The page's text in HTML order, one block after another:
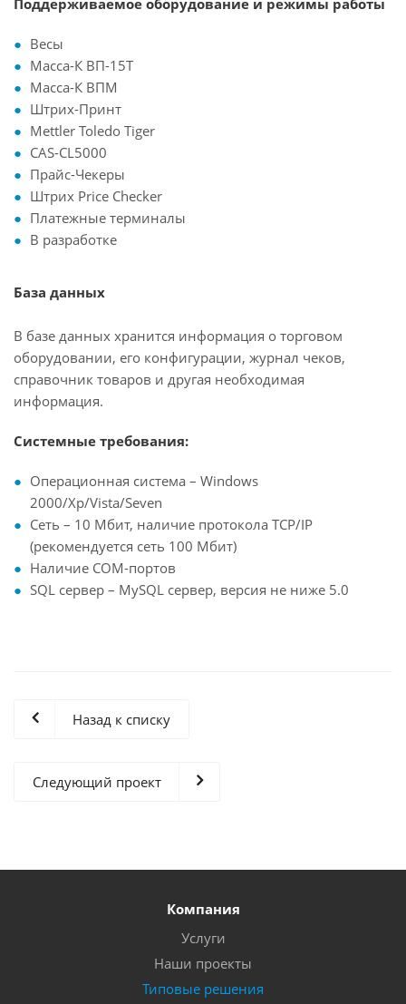
Поддерживаемое оборудование и режимы работы
Весы
Масса-К ВП-15Т
Масса-К ВПМ
Штрих-Принт
Mettler Toledo Tiger
CAS-CL5000
Прайс-Чекеры
Штрих Price Checker
Платежные терминалы
В разработке
База данных
В базе данных хранится информация о торговом
оборудовании, его конфигурации, журнал чеков,
справочник товаров и другая необходимая
информация.
Системные требования:
Операционная система – Windows
2000/Xp/Vista/Seven
Сеть – 10 Мбит, наличие протокола TCP/IP
(рекомендуется сеть 100 Мбит)
Наличие COM-портов
SQL сервер – MySQL сервер, версия не ниже 5.0
Назад к списку
Следующий проект
Компания
Услуги
Наши проекты
Типовые решения